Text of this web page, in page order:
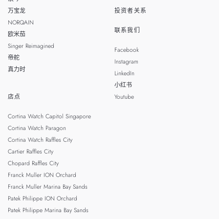
万宝龙
NORQAIN
欧米茄
Singer Reimagined
帝舵
真力时
店点
Cortina Watch Capitol Singapore
Cortina Watch Paragon
Cortina Watch Raffles City
Cartier Raffles City
Chopard Raffles City
Franck Muller ION Orchard
Franck Muller Marina Bay Sands
Patek Philippe ION Orchard
Patek Philippe Marina Bay Sands
投资者关系
联系我们
Facebook
Instagram
LinkedIn
小红书
Youtube